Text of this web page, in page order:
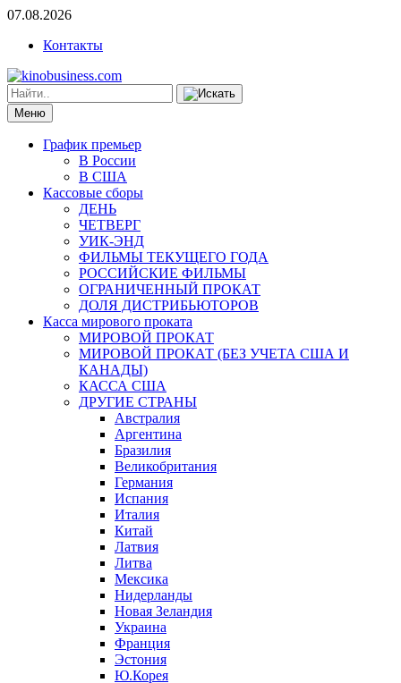
07.08.2026
Контакты
Меню
График премьер
В России
В США
Кассовые сборы
ДЕНЬ
ЧЕТВЕРГ
УИК-ЭНД
ФИЛЬМЫ ТЕКУЩЕГО ГОДА
РОССИЙСКИЕ ФИЛЬМЫ
ОГРАНИЧЕННЫЙ ПРОКАТ
ДОЛЯ ДИСТРИБЬЮТОРОВ
Касса мирового проката
МИРОВОЙ ПРОКАТ
МИРОВОЙ ПРОКАТ (БЕЗ УЧЕТА США И
КАНАДЫ)
КАССА США
ДРУГИЕ СТРАНЫ
Австралия
Аргентина
Бразилия
Великобритания
Германия
Испания
Италия
Китай
Латвия
Литва
Мексика
Нидерланды
Новая Зеландия
Украина
Франция
Эстония
Ю.Корея